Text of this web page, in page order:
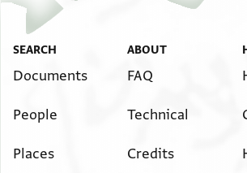
להם מאנשי רמלה [ ומכ]ל מקום נשבתו מרב
הדביקום ואזלת יד [וקצנו]
יחד ויתן לכם חסד ורח[מים לפני]
בתיהם ומכלכל[ם]
Image Permissions Statement
SEARCH
Documents
People
Places
ABOUT
FAQ
Technical
Credits